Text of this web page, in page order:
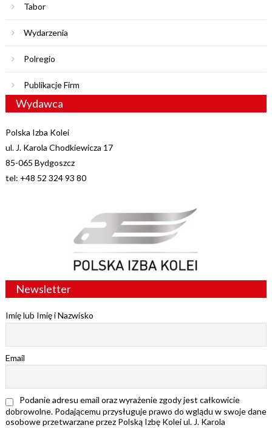
Tabor
Wydarzenia
Polregio
Publikacje Firm
Wydawca
Polska Izba Kolei
ul. J. Karola Chodkiewicza 17
85-065 Bydgoszcz
tel: +48 52 324 93 80
Newsletter
Imię lub Imię i Nazwisko
Email
Podanie adresu email oraz wyrażenie zgody jest całkowicie
dobrowolne. Podającemu przysługuje prawo do wglądu w swoje dane
osobowe przetwarzane przez Polską Izbę Kolei ul. J. Karola